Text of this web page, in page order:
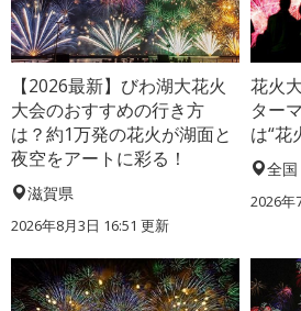
【2026最新】びわ湖大花火
大会のおすすめの行き方
は？約1万発の花火が湖面と
夜空をアートに彩る！
滋賀県
2026年8月3日 16:51 更新
花火
ター
は“花
全国
2026年